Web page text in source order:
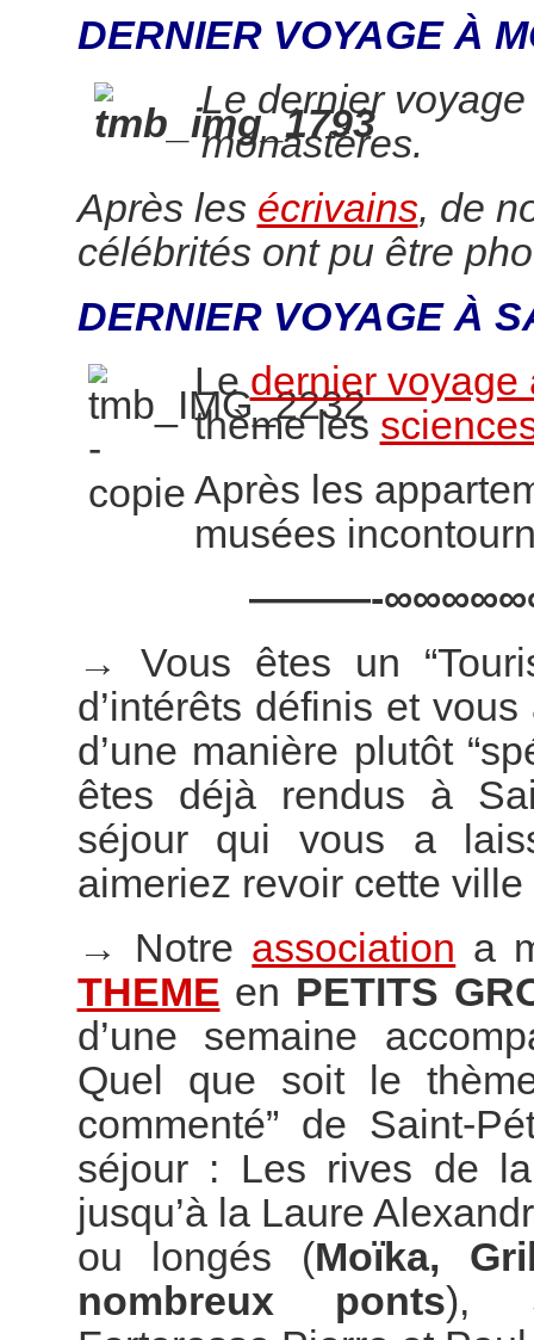
DERNIER VOYAGE À
Le dernier
monastères.
Après les écrivains, de
célébrités ont pu être
DERNIER VOYAGE À
Ledernier voyage
thème les
Après les
musées
———-
→Vous êtes un
d’intérêts définis et
d’une manière plutôt
êtes déjà rendus à
séjour qui vous a
aimeriez revoir cette
→ Notre association a
THEME en PETITS
d’une semaine
Quel que soit le
commenté” de Saint-
séjour : Les rives de
jusqu’à la Laure
ou longés (Moïka,
nombreux ponts),